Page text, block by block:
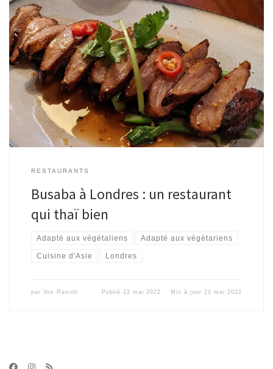
RESTAURANTS
Busaba à Londres : un restaurant
qui thaï bien
Adapté aux végétaliens Adapté aux végétariens
Cuisine d'Asie Londres
par Vox Ravioli Publié 22 mai 2022 Mis à jour 22 mai 2022